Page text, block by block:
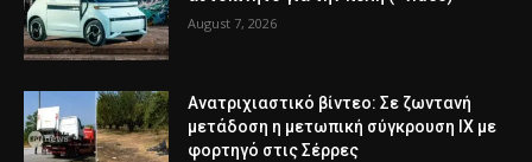
August 7, 2026
Ανατριχιαστικό βίντεο: Σε ζωντανή
μετάδοση η μετωπική σύγκρουση ΙΧ με
φορτηγό στις Σέρρες